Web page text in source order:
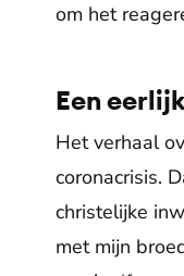
om het
Een
Het verhaal
coronacrisis.
christelijke
met mijn